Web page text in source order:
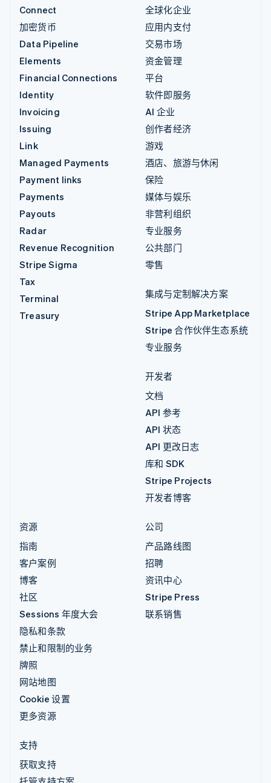
Connect
加密货币
Data Pipeline
Elements
Financial Connections
Identity
Invoicing
Issuing
Link
Managed Payments
Payment links
Payments
Payouts
Radar
Revenue Recognition
Stripe Sigma
Tax
Terminal
Treasury
全球化企业
应用内支付
交易市场
资金管理
平台
软件即服务
AI 企业
创作者经济
游戏
酒店、旅游与休闲
保险
媒体与娱乐
非营利组织
专业服务
公共部门
零售
集成与定制解决方案
Stripe App Marketplace
Stripe 合作伙伴生态系统
专业服务
开发者
文档
API 参考
API 状态
API 更改日志
库和 SDK
Stripe Projects
开发者博客
资源
指南
客户案例
博客
社区
Sessions 年度大会
隐私和条款
禁止和限制的业务
牌照
网站地图
Cookie 设置
更多资源
公司
产品路线图
招聘
资讯中心
Stripe Press
联系销售
支持
获取支持